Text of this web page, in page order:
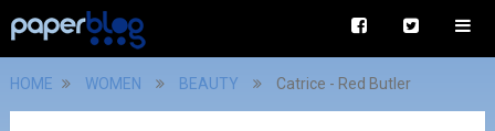
HOME WOMEN BEAUTY Catrice - Red Butler